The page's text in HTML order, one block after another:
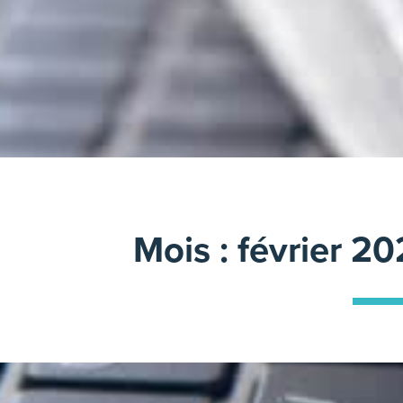
Mois :février